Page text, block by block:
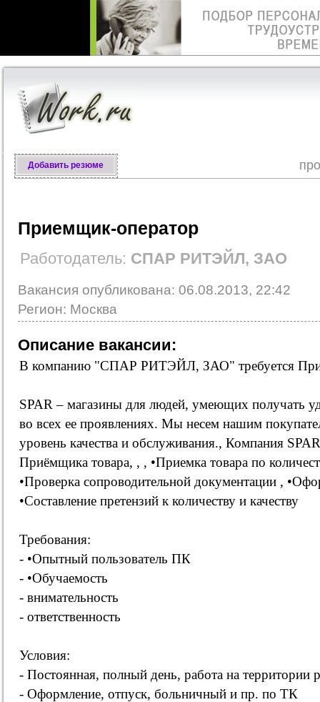
Добавить резюме
Приемщик-оператор
Работодатель: СПАР РИТЭЙЛ, ЗАО
Вакансия опубликована: 06.08.2013, 22:42
Регион: Москва
Описание вакансии:
В компанию "СПАР РИТЭЙЛ, ЗАО" требуется
SPAR – магазины для людей, умеющих получать
во всех ее проявлениях. Мы несем нашим
уровень качества и обслуживания., Компания
Приёмщика товара, , , •Приемка товара по
•Проверка сопроводительной документации ,
•Составление претензий к количеству и качеству
Требования:
- •Опытный пользователь ПК
- •Обучаемость
- внимательность
- ответственность
Условия:
- Постоянная, полный день, работа на территории
- Оформление, отпуск, больничный и пр. по ТК